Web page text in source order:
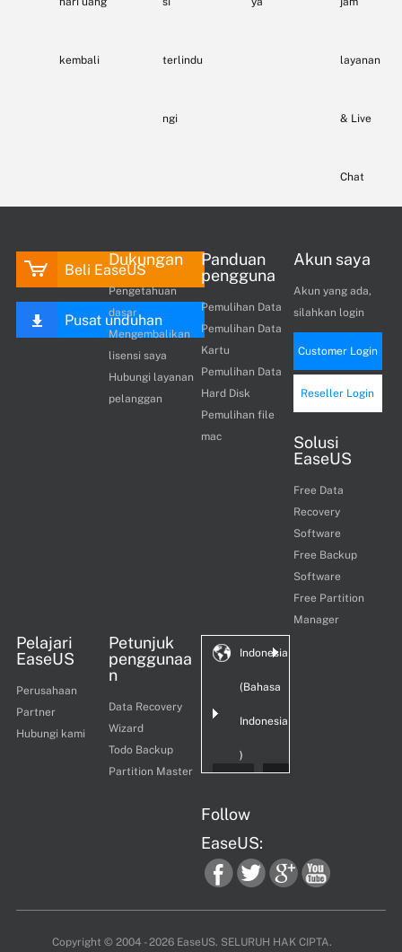
kembali terlindu
ngi
layanan
& Live
Chat
Beli EaseUS
Pusat unduhan
Dukungan
Pengetahuan
dasar
Mengembalikan
lisensi saya
Hubungi layanan
pelanggan
Panduan
pengguna
Pemulihan Data
Pemulihan Data
Kartu
Pemulihan Data
Hard Disk
Pemulihan file
mac
Akun saya
Akun yang ada,
silahkan login
Customer Login
Reseller Login
Solusi
EaseUS
Free Data
Recovery
Software
Free Backup
Software
Free Partition
Manager
Pelajari
EaseUS
Perusahaan
Partner
Hubungi kami
Petunjuk
penggunaa
n
Data Recovery
Wizard
Todo Backup
Partition Master
Indonesia
(Bahasa
Indonesia
)
Follow
EaseUS:
fac twi goo you
Copyright © 2004 - 2026 EaseUS. SELURUH HAK CIPTA.